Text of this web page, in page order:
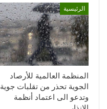
الرئيسية
المنظمة العالمية للأرصاد
الجوية تحذر من تقلبات جوية
وتدعو الى اعتماد أنظمة